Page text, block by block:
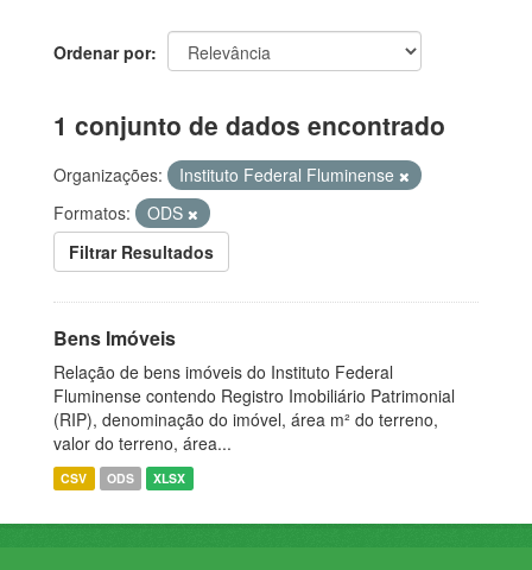
Ordenar por
1 conjunto de dados encontrado
Organizações:
Instituto Federal Fluminense
Formatos:
ODS
Filtrar Resultados
Bens Imóveis
Relação de bens imóveis do Instituto Federal
Fluminense contendo Registro Imobiliário Patrimonial
(RIP), denominação do imóvel, área m² do terreno,
valor do terreno, área...
CSV ODS XLSX